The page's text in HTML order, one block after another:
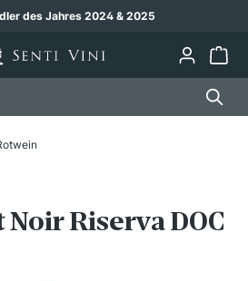
des Jahres 2024 & 2025
Riserva DOC